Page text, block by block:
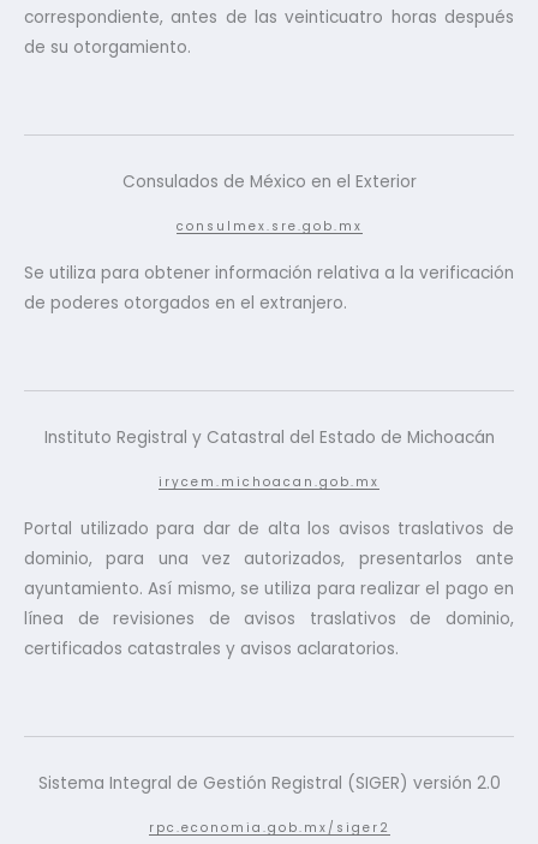
correspondiente, antes de las veinticuatro horas después
de su otorgamiento.
Consulados de México en el Exterior
consulmex.sre.gob.mx
Se utiliza para obtener información relativa a la verificación
de poderes otorgados en el extranjero.
Instituto Registral y Catastral del Estado de Michoacán
irycem.michoacan.gob.mx
Portal utilizado para dar de alta los avisos traslativos de
dominio, para una vez autorizados, presentarlos ante
ayuntamiento. Así mismo, se utiliza para realizar el pago en
línea de revisiones de avisos traslativos de dominio,
certificados catastrales y avisos aclaratorios.
Sistema Integral de Gestión Registral (SIGER) versión 2.0
rpc.economia.gob.mx/siger2